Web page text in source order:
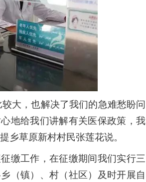
大，也解决了我们的急难愁盼问
地给我们讲解有关医保政策，我
乡草原新村村民张莲花说。
缴工作，在征缴期间我们实行三
（镇）、村（社区）及时开展自